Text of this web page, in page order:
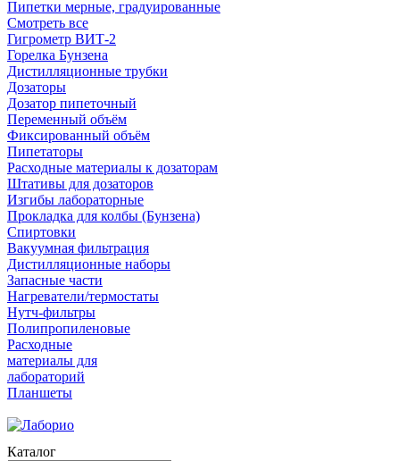
Пипетки мерные, градуированные
Смотреть все
Гигрометр ВИТ-2
Горелка Бунзена
Дистилляционные трубки
Дозаторы
Дозатор пипеточный
Переменный объём
Фиксированный объём
Пипетаторы
Расходные материалы к дозаторам
Штативы для дозаторов
Изгибы лабораторные
Прокладка для колбы (Бунзена)
Спиртовки
Вакуумная фильтрация
Дистилляционные наборы
Запасные части
Нагреватели/термостаты
Нутч-фильтры
Полипропиленовые
Расходные
материалы для
лабораторий
Планшеты
Каталог